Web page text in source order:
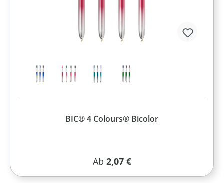
BIC® 4 Colours® Bicolor
Regulärer Preis:
Ab 2,07 €